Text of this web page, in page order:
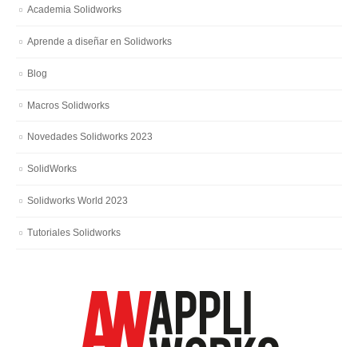
Academia Solidworks
Aprende a diseñar en Solidworks
Blog
Macros Solidworks
Novedades Solidworks 2023
SolidWorks
Solidworks World 2023
Tutoriales Solidworks